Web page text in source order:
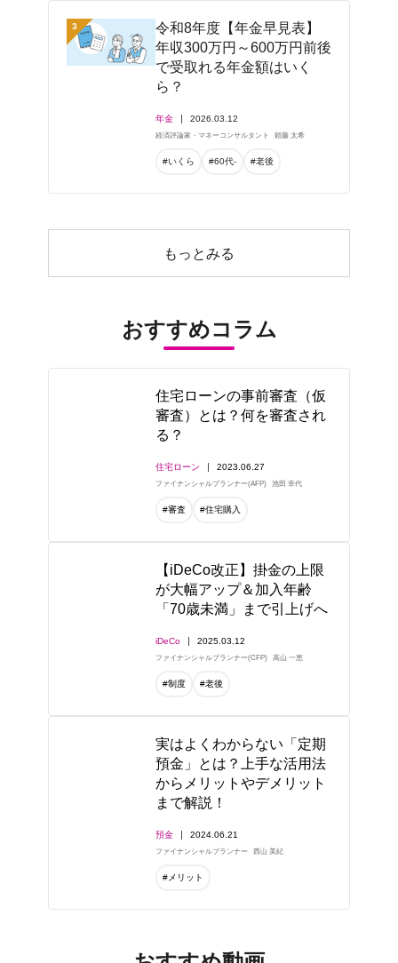
3
令和8年度【年金早見表】
年収300万円～600万円前後
で受取れる年金額はいく
ら？
年金 2026.03.12
経済評論家・マネーコンサルタント 頼藤 太希
#いくら #60代- #老後
もっとみる
おすすめコラム
住宅ローンの事前審査（仮
審査）とは？何を審査され
る？
住宅ローン 2023.06.27
ファイナンシャルプランナー(AFP) 池田 幸代
#審査 #住宅購入
【iDeCo改正】掛金の上限
が大幅アップ＆加入年齢
「70歳未満」まで引上げへ
iDeCo 2025.03.12
ファイナンシャルプランナー(CFP) 高山 一恵
#制度 #老後
実はよくわからない「定期
預金」とは？上手な活用法
からメリットやデメリット
まで解説！
預金 2024.06.21
ファイナンシャルプランナー 西山 美紀
#メリット